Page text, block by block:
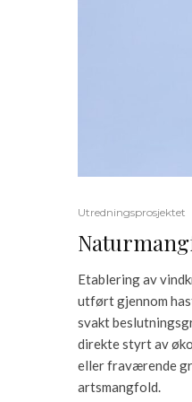
Utredningsprosjektet
Etablering av
utført gjennom
svakt
direkte styrt av
eller fraværende
artsmangfold.